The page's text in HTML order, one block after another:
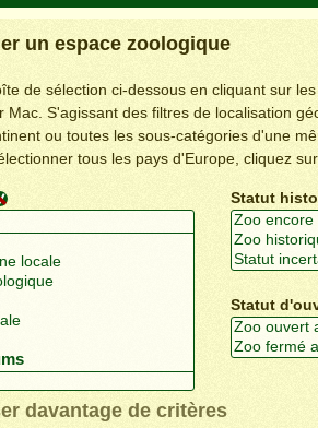
un espace zoologique
de sélection ci-dessous en cliquant sur
Mac. S'agissant des filtres de localisation
ou toutes les sous-catégories d'une
tous les pays d'Europe, cliquez
Statut
Statut
davantage de critères